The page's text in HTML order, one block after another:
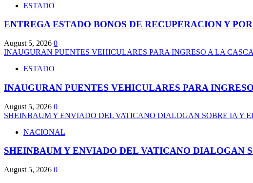
ESTADO
ENTREGA ESTADO BONOS DE RECUPERACION Y
August 5, 2026 0
INAUGURAN PUENTES VEHICULARES PARA INGRESO A LA
ESTADO
INAUGURAN PUENTES VEHICULARES PARA
August 5, 2026 0
SHEINBAUM Y ENVIADO DEL VATICANO DIALOGAN SOBRE IA Y
NACIONAL
SHEINBAUM Y ENVIADO DEL VATICANO DIALOGAN
August 5, 2026 0